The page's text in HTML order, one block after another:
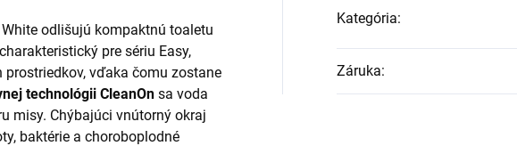
odlišujú kompaktnú toaletu
pre sériu Easy,
vďaka čomu zostane
technológii CleanOn sa voda
misy. Chýbajúci vnútorný okraj
baktérie a choroboplodné
Kategória:
Záruka: